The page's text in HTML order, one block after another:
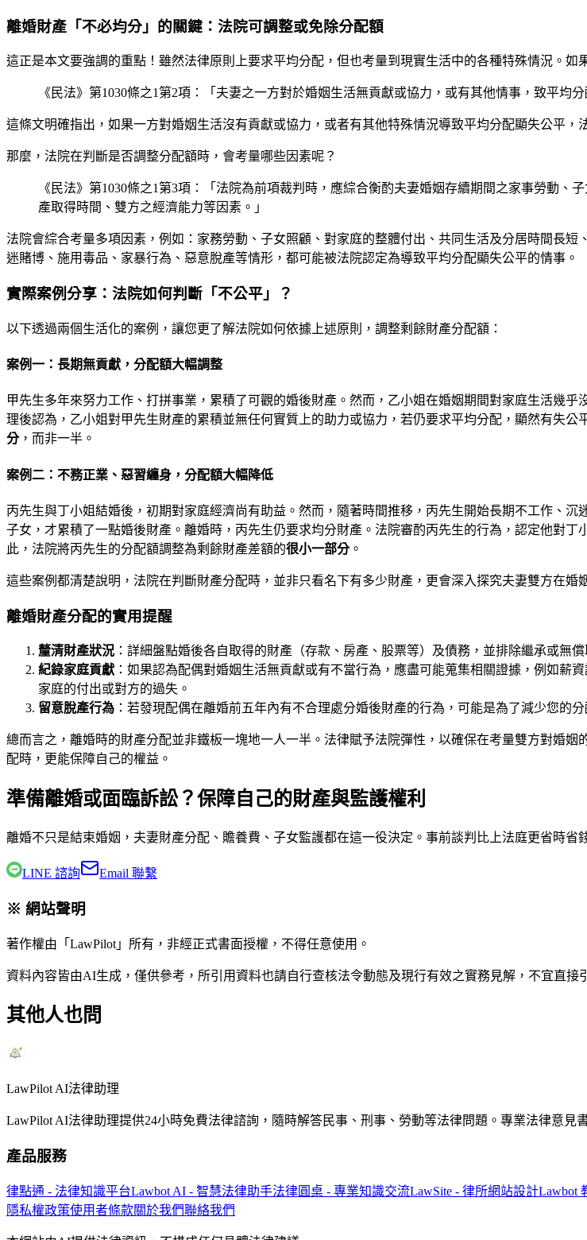
離婚財產「不必均分」的關鍵：法院可調整或免除分配額
這正是本文要強調的重點！雖然法律原則上要求平均分配，但也考量到現實生活中的各種特殊情況。如
《民法》第1030條之1第2項：「夫妻之一方對於婚姻生活無貢獻或協力，或有其他情事，致平均
這條文明確指出，如果一方對婚姻生活沒有貢獻或協力，或者有其他特殊情況導致平均分配顯失公平
那麼，法院在判斷是否調整分配額時，會考量哪些因素呢？
《民法》第1030條之1第3項：「法院為前項裁判時，應綜合衡酌夫妻婚姻存續期間之家事勞動
產取得時間、雙方之經濟能力等因素。」
法院會綜合考量多項因素，例如：家務勞動、子女照顧、對家庭的整體付出、共同生活及分居時間長
迷賭博、施用毒品、家暴行為、惡意脫產等情形，都可能被法院認定為導致平均分配顯失公平的情事。
實際案例分享：法院如何判斷「不公平」？
以下透過兩個生活化的案例，讓您更了解法院如何依據上述原則，調整剩餘財產分配額：
案例一：長期無貢獻，分配額大幅調整
甲先生多年來努力工作、打拼事業，累積了可觀的婚後財產。然而，乙小姐在婚姻期間對家庭生活幾
理後認為，乙小姐對甲先生財產的累積並無任何實質上的助力或協力，若仍要求平均分配，顯然有失
分，而非一半。
案例二：不務正業、惡習纏身，分配額大幅降低
丙先生與丁小姐結婚後，初期對家庭經濟尚有助益。然而，隨著時間推移，丙先生開始長期不工作、
子女，才累積了一點婚後財產。離婚時，丙先生仍要求均分財產。法院審酌丙先生的行為，認定他對
此，法院將丙先生的分配額調整為剩餘財產差額的很小一部分。
這些案例都清楚說明，法院在判斷財產分配時，並非只看名下有多少財產，更會深入探究夫妻雙方在婚
離婚財產分配的實用提醒
釐清財產狀況 ：詳細盤點婚後各自取得的財產（存款、房產、股票等）及債務，並排除繼承或無償
紀錄家庭貢獻 ：如果認為配偶對婚姻生活無貢獻或有不當行為，應盡可能蒐集相關證據，例如
家庭的付出或對方的過失。
留意脫產行為 ：若發現配偶在離婚前五年內有不合理處分婚後財產的行為，可能是為了減少您的
總而言之，離婚時的財產分配並非鐵板一塊地一人一半。法律賦予法院彈性，以確保在考量雙方對婚
配時，更能保障自己的權益。
準備離婚或面臨訴訟？保障自己的財產與監護權利
離婚不只是結束婚姻，夫妻財產分配、贍養費、子女監護都在這一役決定。事前談判比上法庭更省時省
LINE 諮詢 Email 聯繫
※ 網站聲明
著作權由「LawPilot」所有，非經正式書面授權，不得任意使用。
資料內容皆由AI生成，僅供參考，所引用資料也請自行查核法令動態及現行有效之實務見解，不宜直接
其他人也問
LawPilot AI法律助理
LawPilot AI法律助理提供24小時免費法律諮詢，隨時解答民事、刑事、勞動等法律問題。專業法律意見
產品服務
律點通 - 法律知識平台Lawbot AI - 智慧法律助手法律圓桌 - 專業知識交流LawSite - 律所網站設計Lawbot
隱私權政策使用者條款關於我們聯絡我們